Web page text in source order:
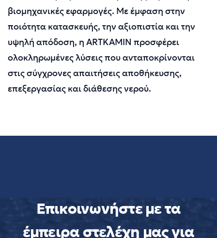
βιομηχανικές εφαρμογές. Με έμφαση στην
ποιότητα κατασκευής, την αξιοπιστία και την
υψηλή απόδοση, η ARTKAMIN προσφέρει
ολοκληρωμένες λύσεις που ανταποκρίνονται
στις σύγχρονες απαιτήσεις αποθήκευσης,
επεξεργασίας και διάθεσης νερού.
Επικοινωνήστε με τα
έμπειρα στελέχη μας για